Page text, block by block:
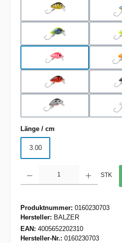
Barsch
Gelb-Blau
Pink
rot
Länge / cm
3.00
STK
Produktnummer: 0160230703
Hersteller: BALZER
EAN: 4005652202310
Hersteller-Nr.: 0160230703